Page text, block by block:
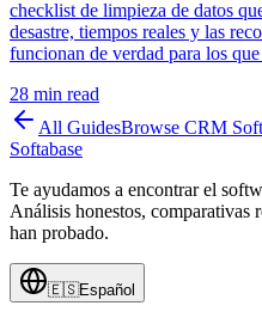
checklist de limpieza de datos
desastre, tiempos reales y las
funcionan de verdad para los
28 min read
All GuidesBrowse CRM
Softabase
Te ayudamos a encontrar el
Análisis honestos, comparativas
han probado.
🇪🇸Español